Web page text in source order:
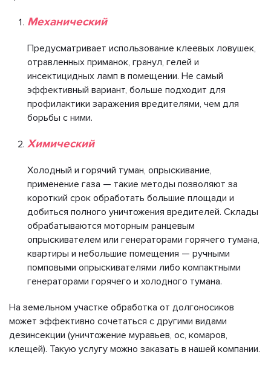
Механический
Предусматривает использование клеевых ловушек,
отравленных приманок, гранул, гелей и
инсектицидных ламп в помещении. Не самый
эффективный вариант, больше подходит для
профилактики заражения вредителями, чем для
борьбы с ними.
Химический
Холодный и горячий туман, опрыскивание,
применение газа — такие методы позволяют за
короткий срок обработать большие площади и
добиться полного уничтожения вредителей. Склады
обрабатываются моторным ранцевым
опрыскивателем или генераторами горячего тумана,
квартиры и небольшие помещения — ручными
помповыми опрыскивателями либо компактными
генераторами горячего и холодного тумана.
На земельном участке обработка от долгоносиков
может эффективно сочетаться с другими видами
дезинсекции (уничтожение муравьев, ос, комаров,
клещей). Такую услугу можно заказать в нашей компании.